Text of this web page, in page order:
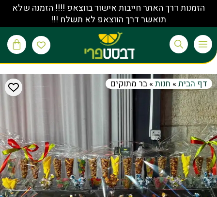
הזמנות דרך האתר חייבות אישור בווצאפ !!!! הזמנה שלא
תואשר דרך הווצאפ לא תשלח !!!
דף הבית » חנות » בר מתוקים